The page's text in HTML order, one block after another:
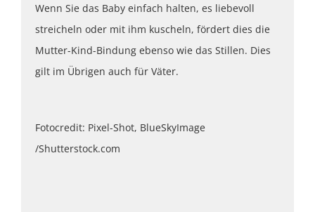
Wenn Sie das Baby einfach halten, es liebevoll
streicheln oder mit ihm kuscheln, fördert dies die
Mutter-Kind-Bindung ebenso wie das Stillen. Dies
gilt im Übrigen auch für Väter.
Fotocredit: Pixel-Shot, BlueSkyImage
/Shutterstock.com